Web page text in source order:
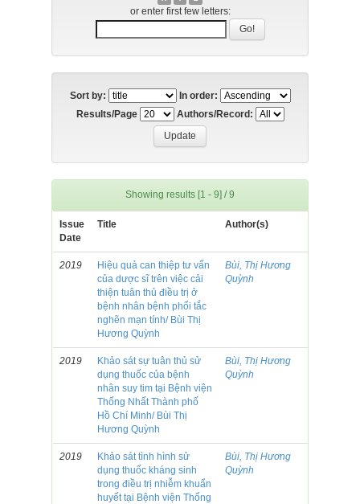
or enter first few letters:
Sort by:
In order:
Results/Page
Authors/Record:
Showing results [1 - 9] / 9
Issue
Date
Title Author(s)
2019
Hiệu quả can thiệp tư vấn
của dược sĩ trên việc cải
thiện tuân thủ điều trị ở
bệnh nhân bệnh phổi tắc
nghẽn mạn tính/ Bùi Thị
Hương Quỳnh
Bùi, Thị Hương
Quỳnh
2019
Khảo sát sự tuân thủ sử
dụng thuốc của bệnh
nhân suy tim tại Bệnh viện
Thống Nhất Thành phố
Hồ Chí Minh/ Bùi Thị
Hương Quỳnh
Bùi, Thị Hương
Quỳnh
2019
Khảo sát tình hình sử
dụng thuốc kháng sinh
trong điều trị nhiễm khuẩn
huyết tại Bệnh viện Thống
Bùi, Thị Hương
Quỳnh